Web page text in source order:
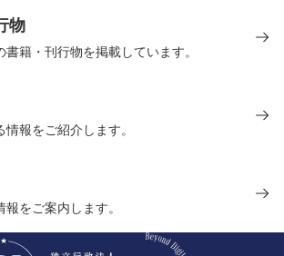
物
籍・刊行物を掲載しています。
報をご紹介します。
をご案内します。